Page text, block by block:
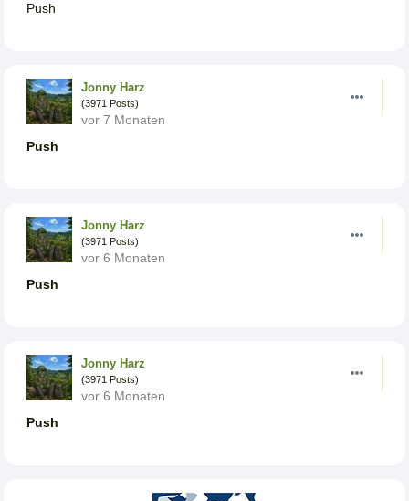
Push
Jonny Harz
(3971 Posts)
vor 7 Monaten
Push
Jonny Harz
(3971 Posts)
vor 6 Monaten
Push
Jonny Harz
(3971 Posts)
vor 6 Monaten
Push